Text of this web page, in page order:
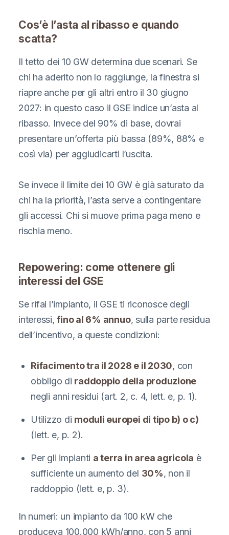
Cos’è l’asta al ribasso e quando
scatta?
Il tetto dei 10 GW determina due scenari. Se
chi ha aderito non lo raggiunge, la finestra si
riapre anche per gli altri entro il 30 giugno
2027: in questo caso il GSE indice un’asta al
ribasso. Invece del 90% di base, dovrai
presentare un’offerta più bassa (89%, 88% e
così via) per aggiudicarti l’uscita.
Se invece il limite dei 10 GW è già saturato da
chi ha la priorità, l’asta serve a contingentare
gli accessi. Chi si muove prima paga meno e
rischia meno.
Repowering: come ottenere gli
interessi del GSE
Se rifai l’impianto, il GSE ti riconosce degli
interessi,fino al 6% annuo, sulla parte residua
dell’incentivo, a queste condizioni:
Rifacimento tra il 2028 e il 2030, con
obbligo di raddoppio della produzione
negli anni residui (art. 2, c. 4, lett. e, p. 1).
Utilizzo di moduli europei di tipo b) o c)
(lett. e, p. 2).
Per gli impianti a terra in area agricola è
sufficiente un aumento del 30%, non il
raddoppio (lett. e, p. 3).
In numeri: un impianto da 100 kW che
produceva 100.000 kWh/anno, con 5 anni